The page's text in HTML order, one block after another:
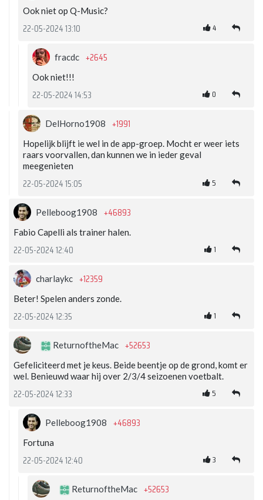
Ook niet op Q-Music?
22-05-2024 13:10 4
fracdc +2645
Ook niet!!!
22-05-2024 14:53 0
DelHorno1908 +1991
Hopelijk blijft ie wel in de app-groep. Mocht er weer iets
raars voorvallen, dan kunnen we in ieder geval
meegenieten
22-05-2024 15:05 5
Pelleboog1908 +46893
Fabio Capelli als trainer halen.
22-05-2024 12:40 1
charlaykc +12359
Beter! Spelen anders zonde.
22-05-2024 12:35 1
ReturnoftheMac +52653
Gefeliciteerd met je keus. Beide beentje op de grond, komt er
wel. Benieuwd waar hij over 2/3/4 seizoenen voetbalt.
22-05-2024 12:33 5
Pelleboog1908 +46893
Fortuna
22-05-2024 12:40 3
ReturnoftheMac +52653